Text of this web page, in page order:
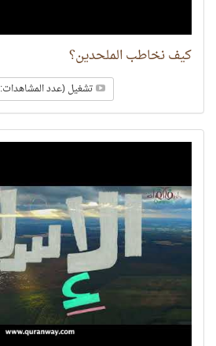
كيف نخاطب الملحدين؟
تشغيل (عدد المشاهدات: 1.5K)